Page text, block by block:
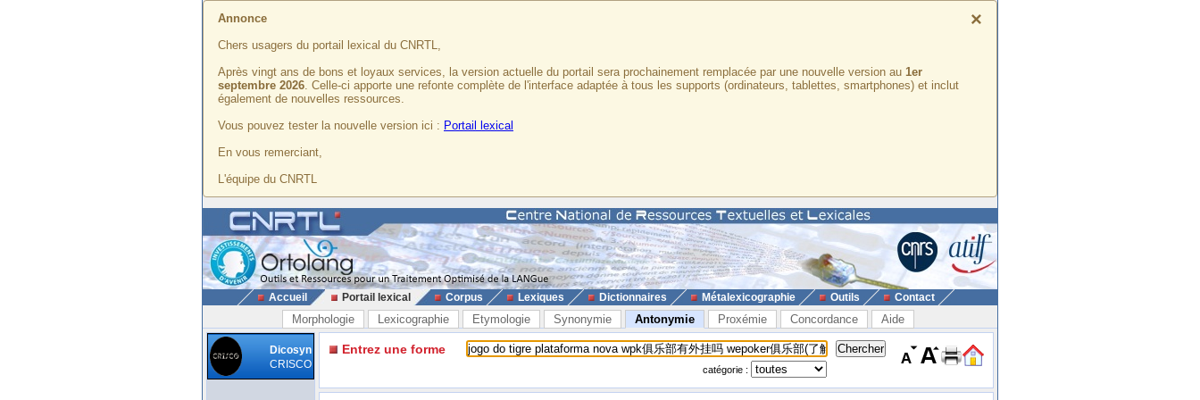
×
Annonce
Chers usagers du portail lexical du CNRTL,
Après vingt ans de bons et loyaux services, la version actuelle du portail sera prochainement remplacée par une nouvelle version au 1er
septembre 2026. Celle-ci apporte une refonte complète de l'interface adaptée à tous les supports (ordinateurs, tablettes, smartphones) et inclut
également de nouvelles ressources.
Vous pouvez tester la nouvelle version ici : Portail lexical
En vous remerciant,
L'équipe du CNRTL
Accueil Portail lexical Corpus Lexiques Dictionnaires Métalexicographie Outils Contact
Morphologie Lexicographie Etymologie Synonymie Antonymie Proxémie Concordance Aide
Dicosyn
CRISCO
Entrez une forme
catégorie :